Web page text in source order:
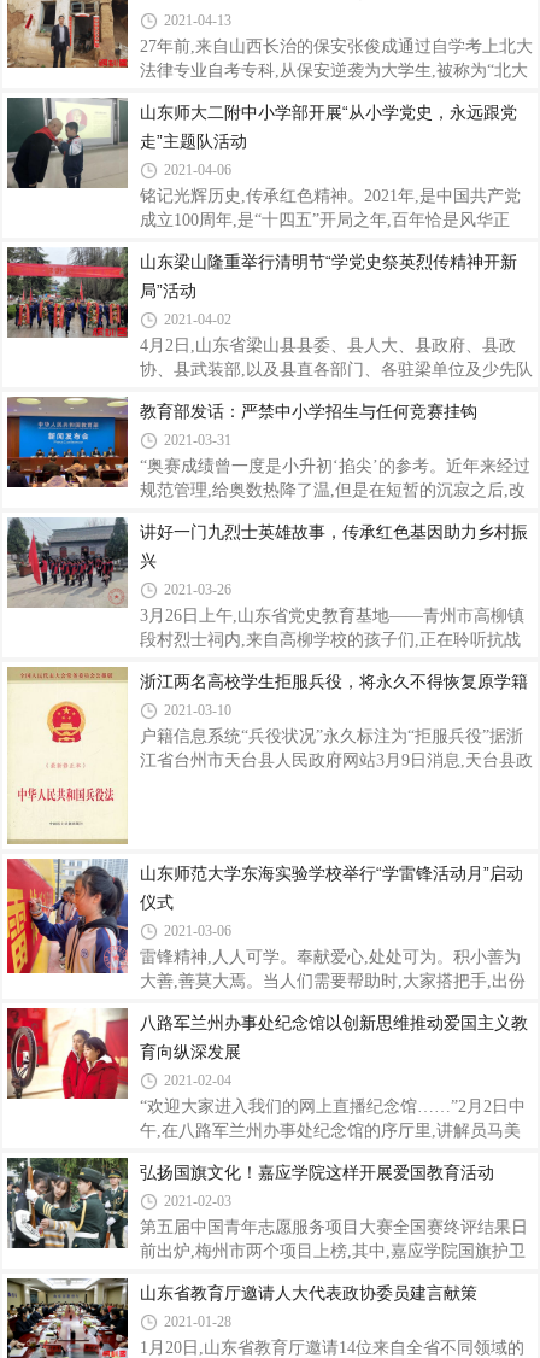
心人士联合创立了济南阳光助学服务中心。中
知党恩 跟党走”这一主题作了精彩发言,号召全校师生
要知史爱党、知史爱国,听党话 感党恩 跟党走;全体少
先队员在党旗下重温入队誓词,让爱党爱国之情在稚嫩
种下爱国之根,晏北街道师生同仁将一起奋发有为,共
同谱写教育新篇章。来源│国训网作者│刘 芳主编│
张心阔编审│杜宏伟统筹│李兴
2021-04-13
27年前,来自山西长治的保安张俊成通过自学考上北大
法律专业自考专科,从保安逆袭为大学生,被称为“北大
今,他已在家乡从教二十余载,创办了一所主要面向农
村孩子的民办中职学校。他说:“北大给我播下了一颗
种子,我要把这颗种子带给更多的人。”△张俊成在北
大当保安时期“要干就干到最好”山里的孩子成了北大
保安张俊成出生在太行山区的一个小村庄。在他的记
脚趾头。早饭多是蒸几个山里摘的小野梨,午饭则是掺
了玉米面和高粱面的“三和面”,
山东师大二附中小学部开展“从小学党史，永远跟党
走”主题队活动
2021-04-06
铭记光辉历史,传承红色精神。2021年,是中国共产党
成立100周年,是“十四五”开局之年,百年恰是风华正
中队举办“党心映童心,红领巾飘扬心向党”——党课进
中队主题活动,旨在培养少先队员热爱党的情怀,引导
少先队员争做新时代好队员,用实际行动践行红领巾飘
扬心向党。少先队活动课三(7)中队辅导员王亚茹老师
开展了以“传承红色精神”为主题的少先队活动课,引导
识到坚持共产党的领导是祖国昌盛、民族复兴的根本
保证。激发了队员们对党的感恩
山东梁山隆重举行清明节“学党史祭英烈传精神开新
局”活动
2021-04-02
4月2日,山东省梁山县县委、县人大、县政府、县政
协、县武装部,以及县直各部门、各驻梁单位及少先队
烈·传精神·开新局”活动,缅怀烈士,表达哀思,让烈士精
神薪火相传。深切缅怀革命先烈们的丰功伟绩,祭奠革
命先烈的不朽英魂,寄托对革命先烈的无限哀思,颂扬
革命先烈的崇高精神。先人已逝,精神犹在。让我们追
理、是非分明、立场坚定的优秀品质,学习他们奋勇向
前、不畏艰险、乐于奉献的高尚情操。让我们继承先
烈遗志,永葆先进本色,发奋图强,顽
教育部发话：严禁中小学招生与任何竞赛挂钩
2021-03-31
“奥赛成绩曾一度是小升初‘掐尖’的参考。近年来经过
规范管理,给奥数热降了温,但是在短暂的沉寂之后,改
报名,不少人质疑,这是否代表刚实施一年的小升初全
面摇号政策有所松动?”今天(31日)上午举行的国务院
新闻办公室新闻发布会上,有记者提问。教育部基础教
育司司长吕玉刚表示,要深入落实义务教育免试就近入
学规定和“公民同招”政策,严禁中小学招生入学与任何
绍,规范社会竞赛项目的管理,是减轻中小学生过重学
业负担的一项重要举措。2018年
讲好一门九烈士英雄故事，传承红色基因助力乡村振
兴
2021-03-26
3月26日上午,山东省党史教育基地——青州市高柳镇
段村烈士祠内,来自高柳学校的孩子们,正在聆听抗战
西北部,西与淄博市临淄区接壤,北与东营市广饶县毗
邻,东与潍坊市寿光市相邻,抗战时期的益寿县委、四
边县委,都在镇域内。段村烈士祠内有一门九烈士的英
雄事迹,东朱鹿村曾是全民皆兵的抗战堡垒村。新中国
浙江两名高校学生拒服兵役，将永久不得恢复原学籍
2021-03-10
户籍信息系统“兵役状况”永久标注为“拒服兵役”据浙
江省台州市天台县人民政府网站3月9日消息,天台县政
华人民共和国兵役法》《浙江省征兵工作条例》《国
务院关于建立完善守信联合激励和失信联合惩戒制度
加快推进社会诚信建设的指导意见》(国发〔2016〕
33号)、《关于解决入伍新兵拒服兵役问题暂行办
法》(军动〔2018〕238号)相关规定,经县研
山东师范大学东海实验学校举行“学雷锋活动月”启动
仪式
2021-03-06
雷锋精神,人人可学。奉献爱心,处处可为。积小善为
大善,善莫大焉。当人们需要帮助时,大家搭把手,出份
媚,绿柳依依春意浓。3月5日上午,值第58个学雷锋纪
念日来临之际,山东师范大学东海实验学校举行“学雷
锋活动月”启动仪式,启动仪式由学校团委书记陈美娜
主持。随着飘扬的五星红旗冉冉升起,启动仪式拉开序
幕。学生代表靳新颖同学以《向雷锋同志学习》为主
先队大队辅导员肖萍向全体师生发出倡议“学习雷锋
助
八路军兰州办事处纪念馆以创新思维推动爱国主义教
育向纵深发展
2021-02-04
“欢迎大家进入我们的网上直播纪念馆……”2月2日中
午,在八路军兰州办事处纪念馆的序厅里,讲解员马美
的节奏和带有“网感”的语言介绍红色历史里的故
事。“八办”收获了一大批粉丝。而这正是八路军兰州
办事处纪念馆以创新思维推动爱国主义教育向纵深发
展的一个缩影。在中国共产党成立100周年的今年,八
生日。清晨,伴着和煦的晨光,记者怀着敬仰的心进入
这两个被高楼大厦所包围的典型的兰州传统四合院,目
光抚过流年的印记:正方形棋盘格大木窗、
弘扬国旗文化！嘉应学院这样开展爱国教育活动
2021-02-03
第五届中国青年志愿服务项目大赛全国赛终评结果日
前出炉,梅州市两个项目上榜,其中,嘉应学院国旗护卫
荣获全国赛铜奖。项目团队走进梅州市各中小学校,举
办以国旗文化为主题的爱国教育活动。 (嘉应学院供
图)据了解,“校园国旗——大学生弘扬国旗文化”项目
山东省教育厅邀请人大代表政协委员建言献策
2021-01-28
1月20日,山东省教育厅邀请14位来自全省不同领域的